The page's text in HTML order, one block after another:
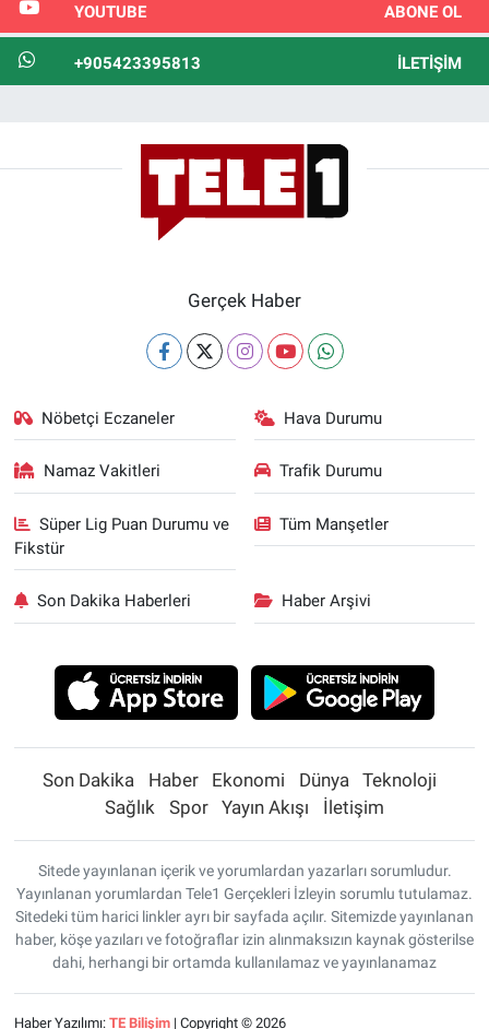
YOUTUBE ABONE OL
+905423395813 İLETIŞIM
Gerçek Haber
Nöbetçi Eczaneler Hava Durumu
Namaz Vakitleri Trafik Durumu
Süper Lig Puan Durumu ve
Fikstür
Tüm Manşetler
Son Dakika Haberleri Haber Arşivi
Son Dakika Haber Ekonomi Dünya
Teknoloji
Sağlık
Spor Yayın Akışı İletişim
Sitede yayınlanan içerik ve yorumlardan yazarları sorumludur.
Yayınlanan yorumlardan Tele1 Gerçekleri İzleyin sorumlu tutulamaz.
Sitedeki tüm harici linkler ayrı bir sayfada açılır. Sitemizde yayınlanan
haber, köşe yazıları ve fotoğraflar izin alınmaksızın kaynak gösterilse
dahi, herhangi bir ortamda kullanılamaz ve yayınlanamaz
Haber Yazılımı: TE Bilişim| Copyright © 2026